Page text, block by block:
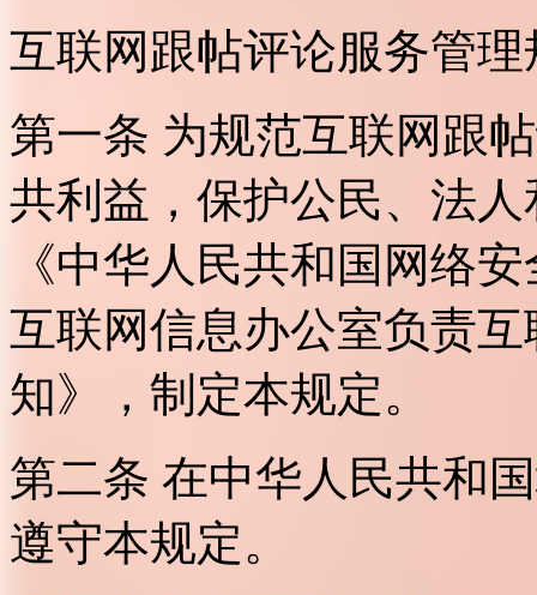
互联网跟帖评论服务管理
第一条 为规范互联网跟
共利益，保护公民、法
《中华人民共和国网络
互联网信息办公室负责
知》，制定本规定。
第二条 在中华人民共和
遵守本规定。